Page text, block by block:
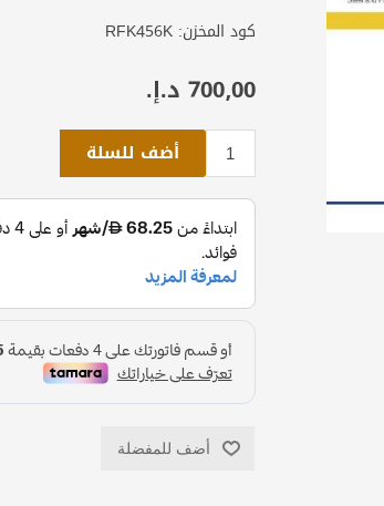
كود المخزن: RFK456K
700٫00 د.إ.‏
أضف للسلة
أضف للمفضلة